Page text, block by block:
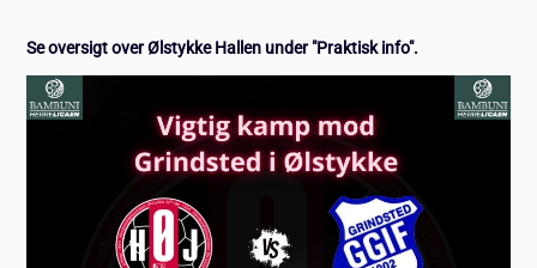
Se oversigt over Ølstykke Hallen under "Praktisk info".